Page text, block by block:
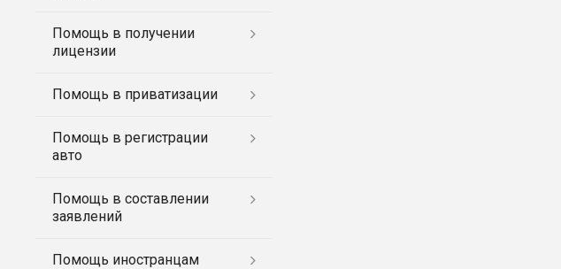
Помощь в получении
лицензии
Помощь в приватизации
Помощь в регистрации
авто
Помощь в составлении
заявлений
Помощь иностранцам